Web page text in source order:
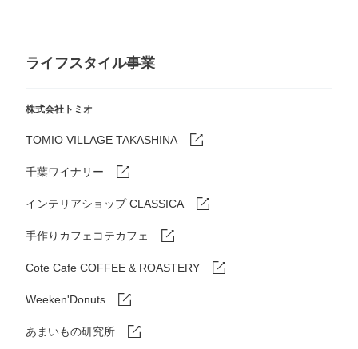
ライフスタイル事業
株式会社トミオ
TOMIO VILLAGE TAKASHINA
千葉ワイナリー
インテリアショップ CLASSICA
手作りカフェコテカフェ
Cote Cafe COFFEE & ROASTERY
Weeken'Donuts
あまいもの研究所